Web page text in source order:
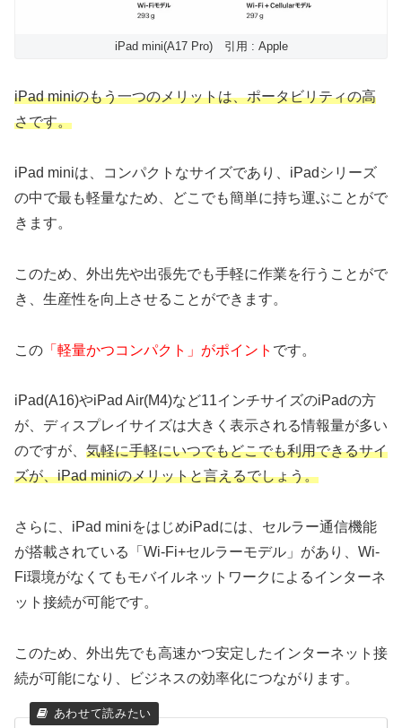
iPad mini(A17 Pro) 引用 : Apple
iPad miniのもう一つのメリットは、ポータビリティの高
さです。
iPad miniは、コンパクトなサイズであり、iPadシリーズ
の中で最も軽量なため、どこでも簡単に持ち運ぶことがで
きます。
このため、外出先や出張先でも手軽に作業を行うことがで
き、生産性を向上させることができます。
この 「軽量かつコンパクト」がポイント です。
iPad(A16)やiPad Air(M4)など11インチサイズのiPadの方
が、ディスプレイサイズは大きく表示される情報量が多い
のですが、 気軽に手軽にいつでもどこでも利用できるサイ
ズが、iPad miniのメリットと言えるでしょう。
さらに、iPad miniをはじめiPadには、セルラー通信機能
が搭載されている「Wi-Fi+セルラーモデル」があり、Wi-
Fi環境がなくてもモバイルネットワークによるインターネ
ット接続が可能です。
このため、外出先でも高速かつ安定したインターネット接
続が可能になり、ビジネスの効率化につながります。